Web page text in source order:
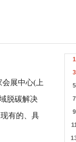
展中心(上
脱碳解决
有的、具